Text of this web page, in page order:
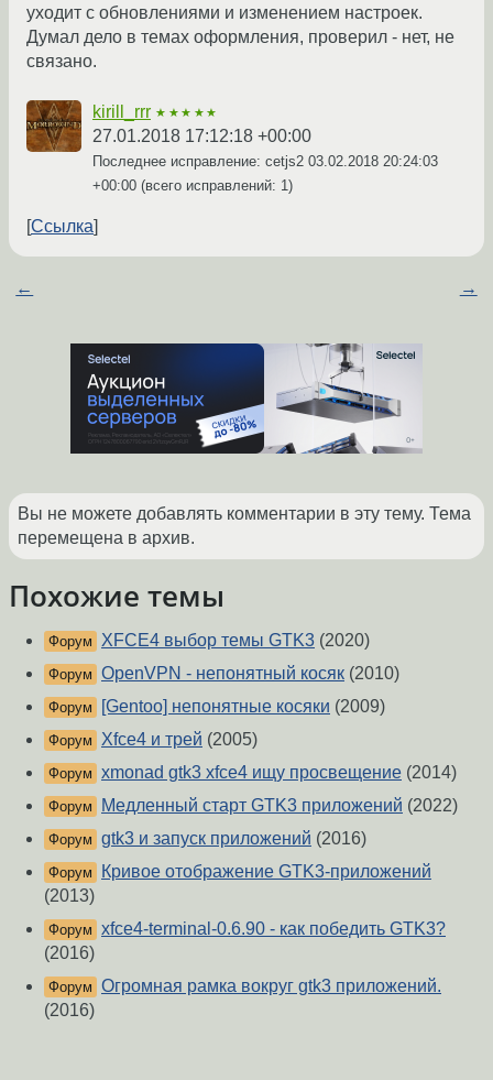
уходит с обновлениями и изменением настроек.
Думал дело в темах оформления, проверил - нет, не
связано.
kirill_rrr ★★★★★
27.01.2018 17:12:18 +00:00
Последнее исправление: cetjs2 03.02.2018 20:24:03
+00:00 (всего исправлений: 1)
Ссылка
← →
Вы не можете добавлять комментарии в эту тему. Тема
перемещена в архив.
Похожие темы
Форум XFCE4 выбор темы GTK3 (2020)
Форум OpenVPN - непонятный косяк (2010)
Форум [Gentoo] непонятные косяки (2009)
Форум Xfce4 и трей (2005)
Форум xmonad gtk3 xfce4 ищу просвещение (2014)
Форум Медленный старт GTK3 приложений (2022)
Форум gtk3 и запуск приложений (2016)
Форум
Кривое отображение GTK3-приложений
(2013)
Форум xfce4-terminal-0.6.90 - как победить GTK3?
(2016)
Форум Огромная рамка вокруг gtk3 приложений.
(2016)